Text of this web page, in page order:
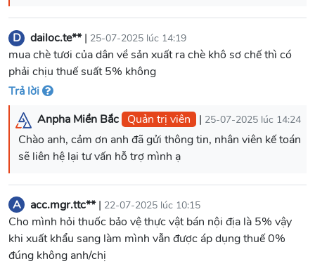
D dailoc.te**| 25-07-2025 lúc 14:19
mua chè tươi của dân về sản xuất ra chè khô sơ chế thì có
phải chịu thuế suất 5% không
Trả lời
Anpha Miền Bắc Quản trị viên | 25-07-2025 lúc 14:24
Chào anh, cảm ơn anh đã gửi thông tin, nhân viên kế toán
sẽ liên hệ lại tư vấn hỗ trợ mình ạ
A acc.mgr.ttc**| 22-07-2025 lúc 10:15
Cho mình hỏi thuốc bảo vệ thực vật bán nội địa là 5% vậy
khi xuất khẩu sang làm mình vẫn được áp dụng thuế 0%
đúng không anh/chị